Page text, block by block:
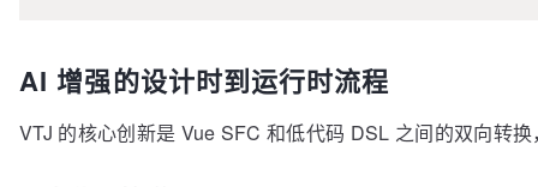
AI 增强的设计时到运行时流程
VTJ 的核心创新是 Vue SFC 和低代码 DSL 之间的双向转